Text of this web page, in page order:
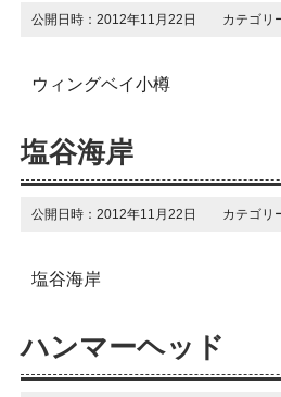
公開日時：2012年11月22日 カテゴリ
ウィングベイ小樽
塩谷海岸
公開日時：2012年11月22日 カテゴリ
塩谷海岸
ハンマーヘッド